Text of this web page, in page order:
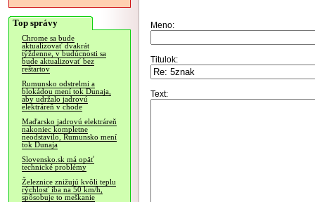
Top správy
Chrome sa bude
aktualizovať dvakrát
týždenne, v budúcnosti sa
bude aktualizovať bez
reštartov
Rumunsko odstrelmi a
blokádou mení tok Dunaja,
aby udržalo jadrovú
elektráreň v chode
Maďarsko jadrovú elektráreň
nakoniec kompletne
neodstavilo, Rumunsko mení
tok Dunaja
Slovensko.sk má opäť
technické problémy
Železnice znižujú kvôli teplu
rýchlosť iba na 50 km/h,
spôsobuje to meškanie
Meno:
Titulok:
Text: